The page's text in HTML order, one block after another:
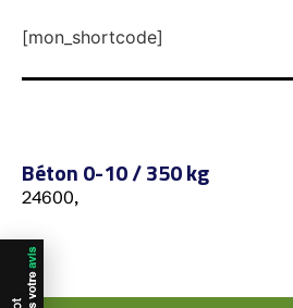
[mon_shortcode]
Béton 0-10 / 350 kg
24600,